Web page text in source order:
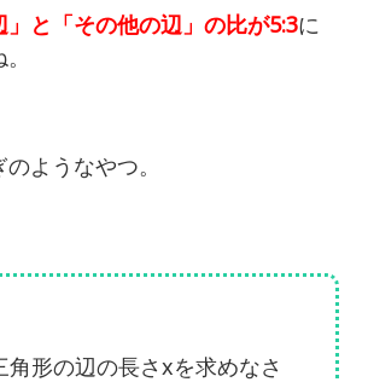
」と「その他の辺」の比が5:3に
ようなやつ。
角形の辺の長さxを求めなさ